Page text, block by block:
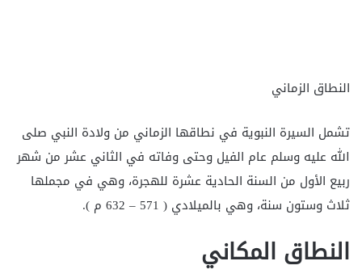
النطاق الزماني
تشمل السيرة النبوية في نطاقها الزماني من ولادة النبي صلى
الله عليه وسلم عام الفيل وحتى وفاته في الثاني عشر من شهر
ربيع الأول من السنة الحادية عشرة للهجرة، وهي في مجملها
ثلاث وستون سنة، وهي بالميلادي ( 571 – 632 م ).
النطاق المكاني